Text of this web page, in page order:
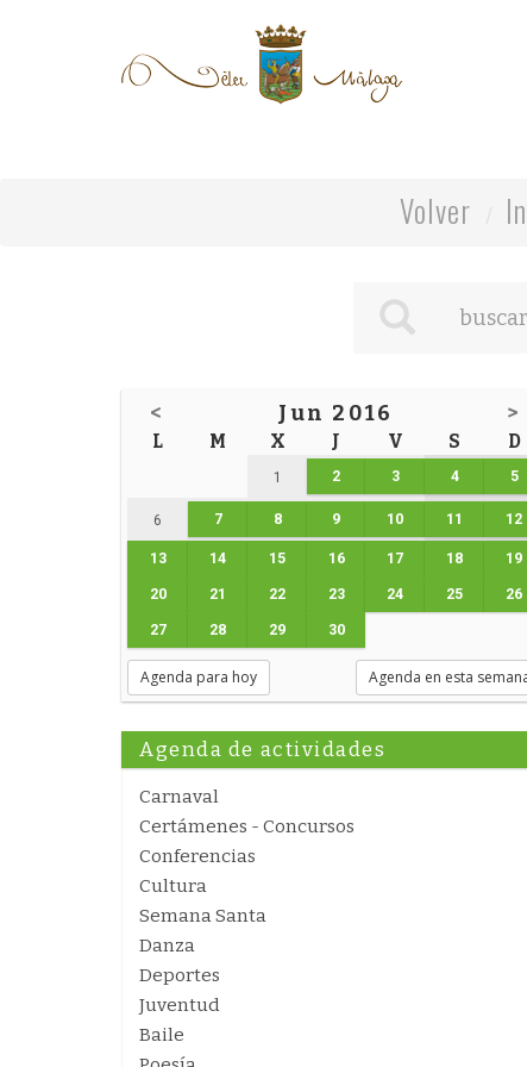
Volver
< Jun 2016 >
L M X J V S D
1 2 3 4 5
6 7 8 9 10 11 12
13 14 15 16 17 18 19
20 21 22 23 24 25 26
27 28 29 30
Agenda para hoy Agenda en esta
Agenda de actividades
Carnaval
Certámenes - Concursos
Conferencias
Cultura
Semana Santa
Danza
Deportes
Juventud
Baile